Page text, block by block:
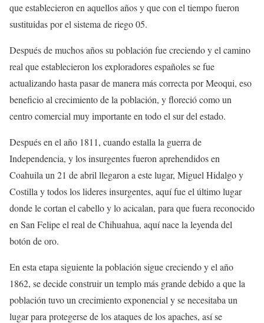
que establecieron en aquellos años y que con el tiempo fueron
sustituidas por el sistema de riego 05.
Después de muchos años su población fue creciendo y el camino
real que establecieron los exploradores españoles se fue
actualizando hasta pasar de manera más correcta por Meoqui, eso
beneficio al crecimiento de la población, y floreció como un
centro comercial muy importante en todo el sur del estado.
Después en el año 1811, cuando estalla la guerra de
Independencia, y los insurgentes fueron aprehendidos en
Coahuila un 21 de abril llegaron a este lugar, Miguel Hidalgo y
Costilla y todos los lideres insurgentes, aquí fue el último lugar
donde le cortan el cabello y lo acicalan, para que fuera reconocido
en San Felipe el real de Chihuahua, aquí nace la leyenda del
botón de oro.
En esta etapa siguiente la población sigue creciendo y el año
1862, se decide construir un templo más grande debido a que la
población tuvo un crecimiento exponencial y se necesitaba un
lugar para protegerse de los ataques de los apaches, así se